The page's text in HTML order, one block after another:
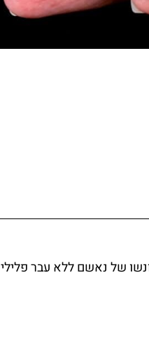
של נאשם ללא עבר פלילי